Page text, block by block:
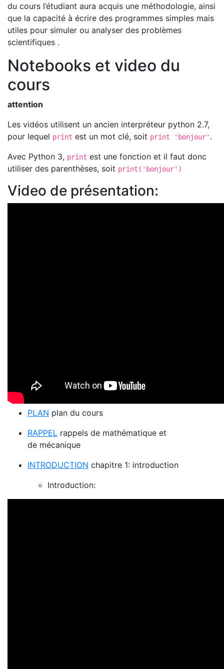
du cours l’étudiant aura acquis une méthodologie, ainsi
que la capacité à écrire des programmes simples mais
utiles pour simuler ou analyser des problèmes
scientifiques .
Notebooks et video du
cours
attention
Les vidéos utilisent un ancien interpréteur python 2.7,
pour lequel print est un mot clé, soit print 'bonjour' .
Avec Python 3, print est une fonction et il faut donc
utiliser des parenthèses, soit print('bonjour')
Video de présentation:
PLAN plan du cours
RAPPEL rappels de mathématique et
de mécanique
INTRODUCTION chapitre 1: introduction
Introduction: